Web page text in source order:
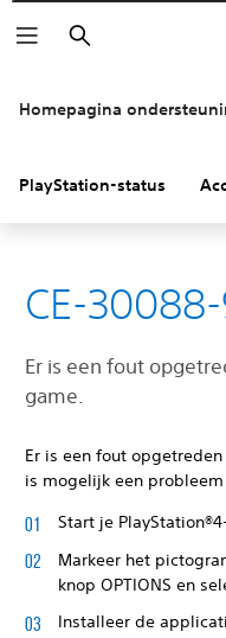
Zoeken
Homepagina
PlayStation-status
CE-
Er is een fout
game.
Er is een fout
is mogelijk een
Start je
Markeer het
knop OPTIONS en
Installeer de